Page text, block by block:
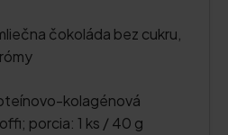
čokoláda bez cukru,
kolagénová
porcia: 1 ks / 40 g